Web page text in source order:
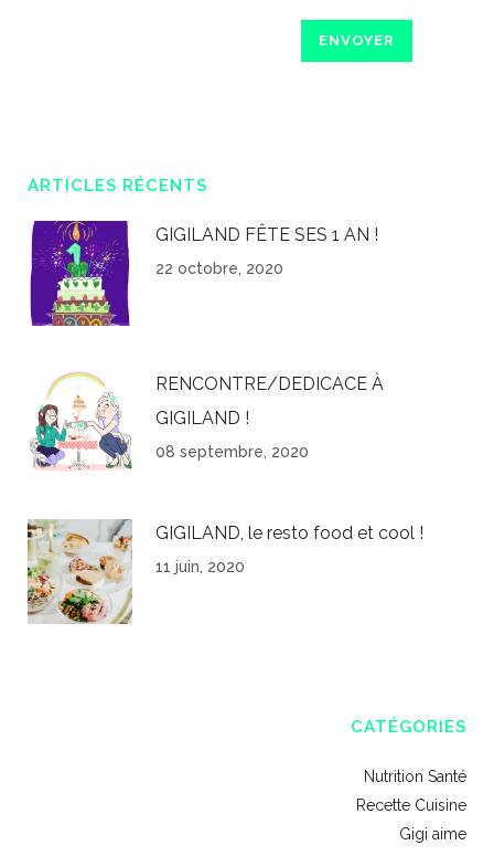
ARTICLES RÉCENTS
GIGILAND FÊTE SES 1 AN !
22 octobre, 2020
RENCONTRE/DEDICACE À
GIGILAND !
08 septembre, 2020
GIGILAND, le resto food et cool !
11 juin, 2020
CATÉGORIES
Nutrition Santé
Recette Cuisine
Gigi aime